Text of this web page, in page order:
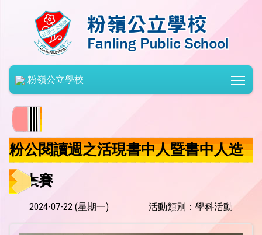
粉嶺公立學校
粉公閱讀週之活現書中人暨書中人造
型大賽
2024-07-22 (星期一) 活動類別：學科活動